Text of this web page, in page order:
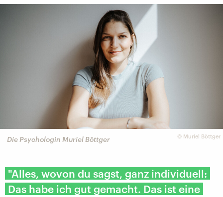
© Muriel Böttger
Die Psychologin Muriel Böttger
"Alles, wovon du sagst, ganz individuell:
Das habe ich gut gemacht. Das ist eine